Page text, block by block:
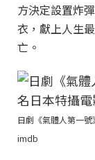
方決定設置炸
衣，獻上人生
亡。
日劇《氣體人第一
imdb